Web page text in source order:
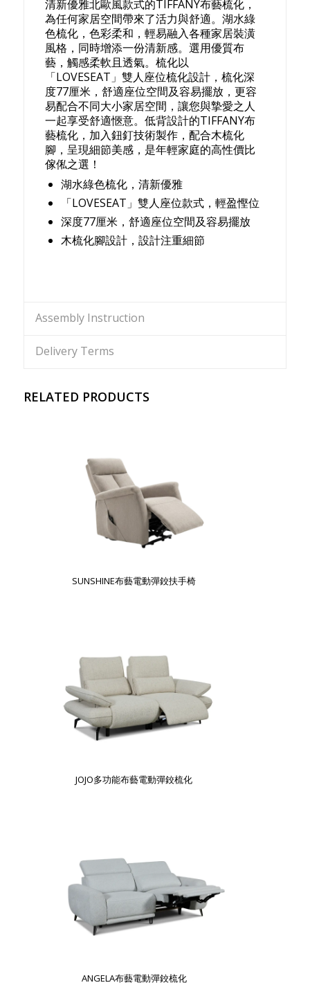
清新優雅北歐風款式的TIFFANY布藝梳化，
為任何家居空間帶來了活力與舒適。湖水綠
色梳化，色彩柔和，輕易融入各種家居裝潢
風格，同時增添一份清新感。選用優質布
藝，觸感柔軟且透氣。梳化以
「LOVESEAT」雙人座位梳化設計，梳化深
度77厘米，舒適座位空間及容易擺放，更容
易配合不同大小家居空間，讓您與摯愛之人
一起享受舒適愜意。低背設計的TIFFANY布
藝梳化，加入鈕釘技術製作，配合木梳化
腳，呈現細節美感，是年輕家庭的高性價比
傢俬之選！
湖水綠色梳化，清新優雅
「LOVESEAT」雙人座位款式，輕盈慳位
深度77厘米，舒適座位空間及容易擺放
木梳化腳設計，設計注重細節
Assembly Instruction
Delivery Terms
RELATED PRODUCTS
SUNSHINE布藝電動彈鉸扶手椅
JOJO多功能布藝電動彈鉸梳化
ANGELA布藝電動彈鉸梳化